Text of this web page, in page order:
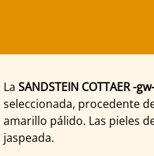
La SANDSTEIN COTTAER -gw-
seleccionada, procedente
amarillo pálido. Las pieles
jaspeada.